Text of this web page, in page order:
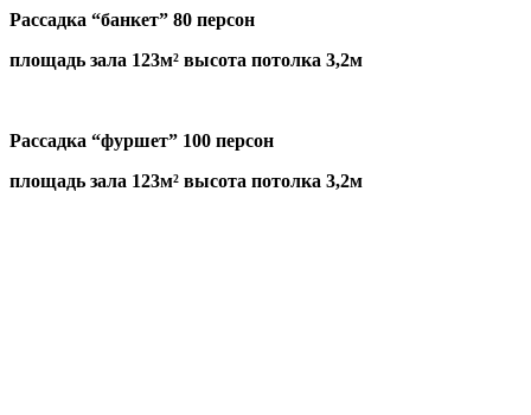
Рассадка “банкет” 80 персон
площадь зала 123м² высота потолка 3,2м
Рассадка “фуршет” 100 персон
площадь зала 123м² высота потолка 3,2м